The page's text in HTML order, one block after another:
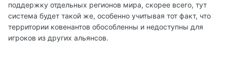
поддержку отдельных регионов мира, скорее всего, тут
система будет такой же, особенно учитывая тот факт, что
территории ковенантов обособленны и недоступны для
игроков из других альянсов.